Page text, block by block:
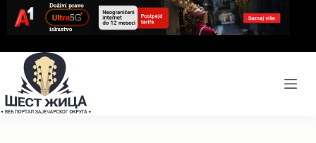
content